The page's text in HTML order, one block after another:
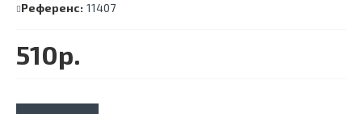
Референс: 11407
510р.